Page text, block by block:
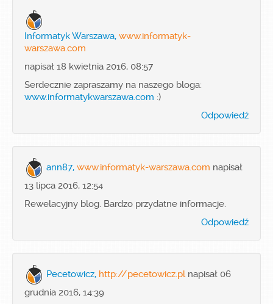
Informatyk Warszawa, www.informatyk-
warszawa.com
napisał 18 kwietnia 2016, 08:57
Serdecznie zapraszamy na naszego bloga:
www.informatykwarszawa.com :)
Odpowiedź
ann87, www.informatyk-warszawa.com napisał
13 lipca 2016, 12:54
Rewelacyjny blog. Bardzo przydatne informacje.
Odpowiedź
Pecetowicz, http://pecetowicz.pl napisał 06
grudnia 2016, 14:39